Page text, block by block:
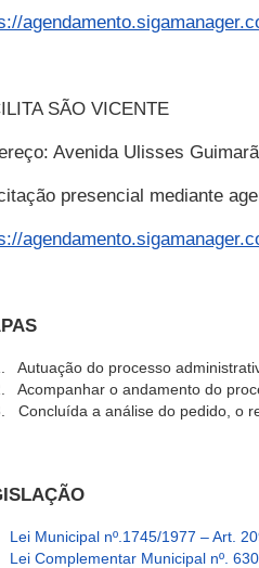
SÃO VICENTE
Avenida Ulisses
presencial mediante
Autuação do processo
Acompanhar o andamento do
Concluída a análise do pedido, o
Lei Municipal nº.1745/1977 – Art.
Lei Complementar Municipal nº.